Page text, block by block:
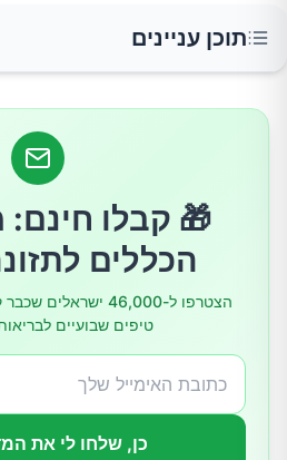
תוכן עניינים
מדוע חשוב להרגיש שבעים?
הכללים
הצטרפו ל-46,000
טיפים שבועיים
כן, שלחו לי את